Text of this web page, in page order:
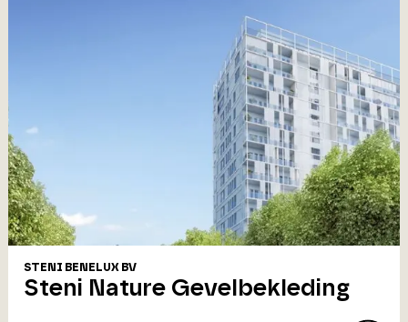
STENI BENELUX BV
Steni Nature Gevelbekleding